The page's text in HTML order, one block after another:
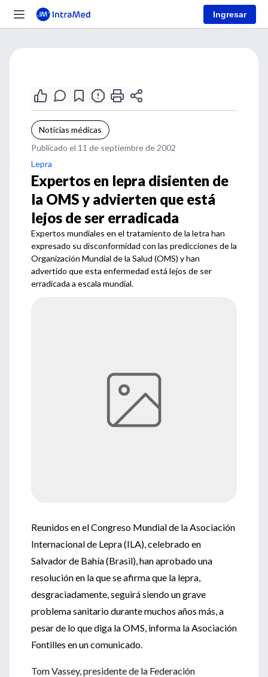
Ingresar
Noticias médicas
Publicado el 11 de septiembre de 2002
Lepra
Expertos en lepra disienten de
la OMS y advierten que está
lejos de ser erradicada
Expertos mundiales en el tratamiento de la letra han
expresado su disconformidad con las predicciones de la
Organización Mundial de la Salud (OMS) y han
advertido que esta enfermedad está lejos de ser
erradicada a escala mundial.
Reunidos en el Congreso Mundial de la Asociación
Internacional de Lepra (ILA), celebrado en
Salvador de Bahía (Brasil), han aprobado una
resolución en la que se afirma que la lepra,
desgraciadamente, seguirá siendo un grave
problema sanitario durante muchos años más, a
pesar de lo que diga la OMS, informa la Asociación
Fontilles en un comunicado.
Tom Vassey, presidente de la Federación